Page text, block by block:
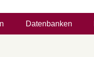
Datenbanken